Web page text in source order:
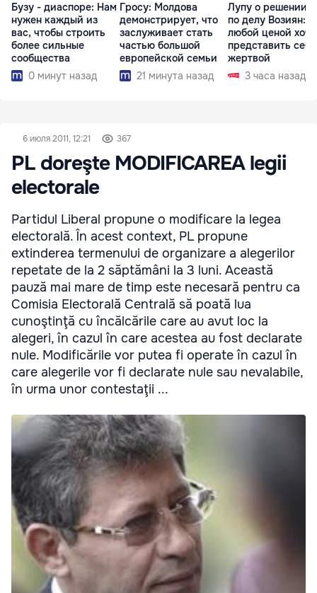
Бузу - диаспоре: Нам
нужен каждый из
вас, чтобы строить
более сильные
сообщества
0 минут назад
Гросу: Молдова
демонстрирует, что
заслуживает стать
частью большой
европейской семьи
21 минута назад
Лупу о решении
по делу Возиян:
любой ценой
представить себя
жертвой
3 часа назад
6 июля 2011, 12:21 367
PL doreşte MODIFICAREA legii
electorale
Partidul Liberal propune o modificare la legea
electorală. În acest context, PL propune
extinderea termenului de organizare a alegerilor
repetate de la 2 săptămâni la 3 luni. Această
pauză mai mare de timp este necesară pentru ca
Comisia Electorală Centrală să poată lua
cunoştinţă cu încălcările care au avut loc la
alegeri, în cazul în care acestea au fost declarate
nule. Modificările vor putea fi operate în cazul în
care alegerile vor fi declarate nule sau nevalabile,
în urma unor contestaţii ...